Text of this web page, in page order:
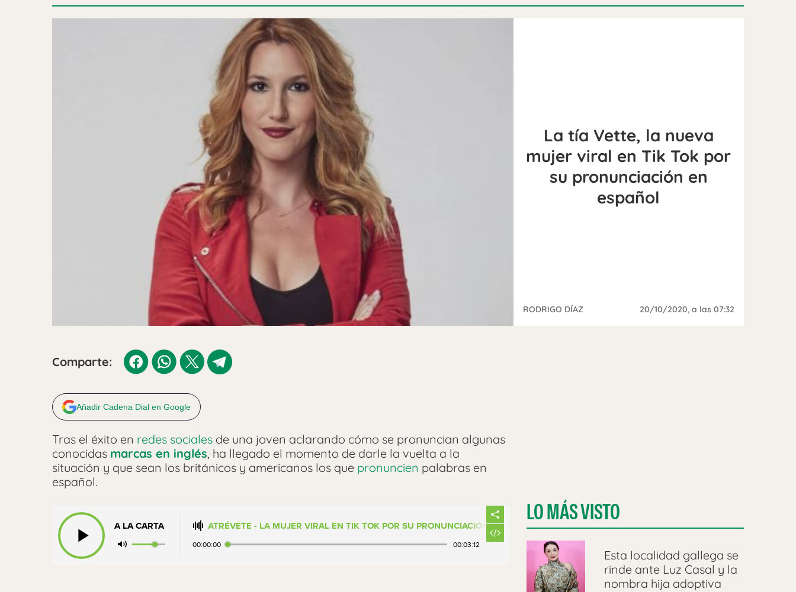
La tía Vette, la nueva
mujer viral en Tik Tok por
su pronunciación en
español
RODRIGO DÍAZ 20/10/2020, a las 07:32
Comparte:
Añadir Cadena Dial en Google
Tras el éxito en redes sociales de una joven aclarando cómo se pronuncian algunas
conocidas marcas en inglés, ha llegado el momento de darle la vuelta a la
situación y que sean los británicos y americanos los que pronuncien palabras en
español.
A LA CARTA ATRÉVETE - LA MUJER VIRAL EN TIK TOK POR SU PRONUNCIACIÓN EN ESPAÑOL
00:00:00 00:03:12
LO MÁS VISTO
Esta localidad gallega se
rinde ante Luz Casal y la
nombra hija adoptiva